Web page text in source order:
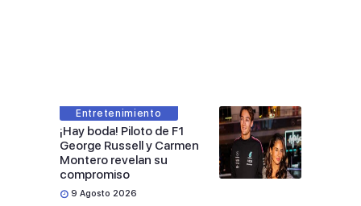
Entretenimiento
¡Hay boda! Piloto de F1
George Russell y Carmen
Montero revelan su
compromiso
9 Agosto 2026